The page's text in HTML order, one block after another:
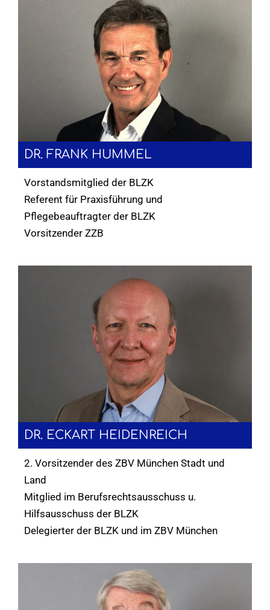
DR. FRANK HUMMEL
Vorstandsmitglied der BLZK
Referent für Praxisführung und
Pflegebeauftragter der BLZK
Vorsitzender ZZB
DR. ECKART HEIDENREICH
2. Vorsitzender des ZBV München Stadt und
Land
Mitglied im Berufsrechtsausschuss u.
Hilfsausschuss der BLZK
Delegierter der BLZK und im ZBV München